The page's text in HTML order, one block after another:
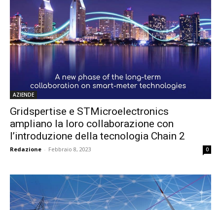
AZIENDE
Gridspertise e STMicroelectronics
ampliano la loro collaborazione con
l’introduzione della tecnologia Chain 2
Redazione - Febbraio 8, 2023 0